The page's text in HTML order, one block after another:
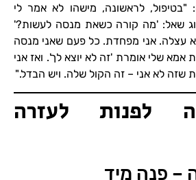
שיתפה: "בטיפול, לראשונה, מישהו לא אמר לי
שאל: 'מה קורה כשאת מנסה לעשות?'
עצלה. אני מפחדת. כל פעם שאני מנסה
אמא שלי אומרת 'זה לא יוצא לך'. ואז אני
שזה לא אני – זה הקול שלה. ויש הבדל."
לפנות לעזרה
– פנה מיד